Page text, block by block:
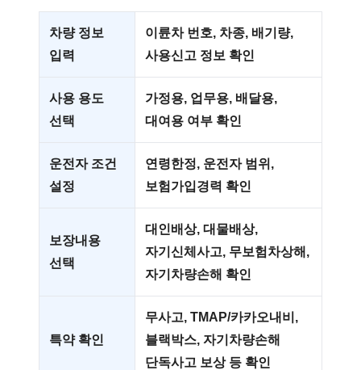
차량 정보
입력
이륜차 번호, 차종, 배기량,
사용신고 정보 확인
사용 용도
선택
가정용, 업무용, 배달용,
대여용 여부 확인
운전자 조건
설정
연령한정, 운전자 범위,
보험가입경력 확인
보장내용
선택
대인배상, 대물배상,
자기신체사고, 무보험차상해,
자기차량손해 확인
특약 확인
무사고, TMAP/카카오내비,
블랙박스, 자기차량손해
단독사고 보상 등 확인